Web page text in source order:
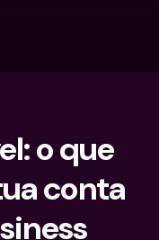
o que
conta